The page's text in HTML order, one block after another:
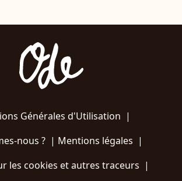
Générales d'Utilisation |
nous ?| Mentions légales |
les cookies et autres traceurs |